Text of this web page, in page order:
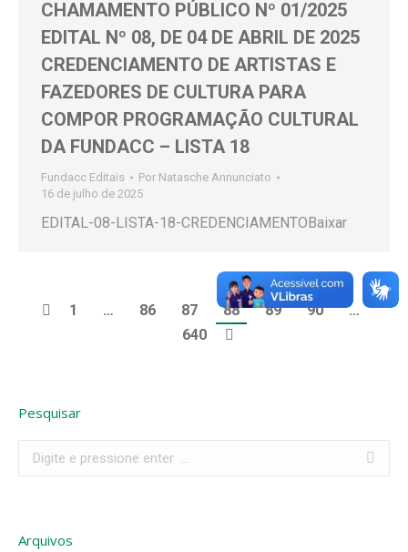
CHAMAMENTO PÚBLICO Nº 01/2025
EDITAL Nº 08, DE 04 DE ABRIL DE 2025
CREDENCIAMENTO DE ARTISTAS E
FAZEDORES DE CULTURA PARA
COMPOR PROGRAMAÇÃO CULTURAL
DA FUNDACC – LISTA 18
Fundacc Editais Por Natasche Annunciato
16 de julho de 2025
EDITAL-08-LISTA-18-CREDENCIAMENTOBaixar
1 … 86 87 88 89 90
…
640
Pesquisar
Arquivos